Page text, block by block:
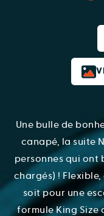
Une bulle de
canapé, la suite
personnes qui ont
chargés) ! Flexible,
soit pour une
formule King Size